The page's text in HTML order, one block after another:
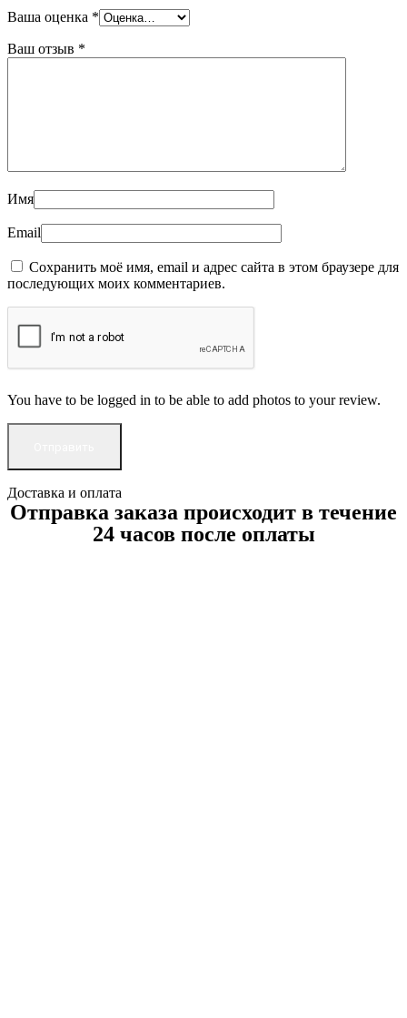
Ваша оценка *
Ваш отзыв *
Имя
Email
Сохранить моё имя, email и адрес сайта в этом браузере для
последующих моих комментариев.
You have to be logged in to be able to add photos to your review.
Доставка и оплата
Отправка заказа происходит в течение
24 часов после оплаты